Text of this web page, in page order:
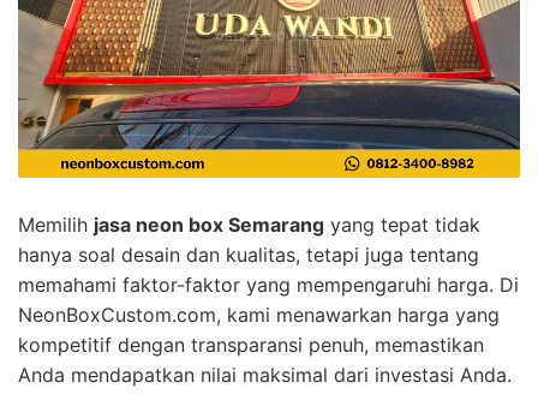
Memilih jasa neon box Semarang yang tepat tidak
hanya soal desain dan kualitas, tetapi juga tentang
memahami faktor-faktor yang mempengaruhi harga. Di
NeonBoxCustom.com, kami menawarkan harga yang
kompetitif dengan transparansi penuh, memastikan
Anda mendapatkan nilai maksimal dari investasi Anda.